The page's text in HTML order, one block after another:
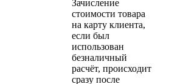
Зачисление
стоимости товара
на карту клиента,
если был
использован
безналичный
расчёт, происходит
сразу после